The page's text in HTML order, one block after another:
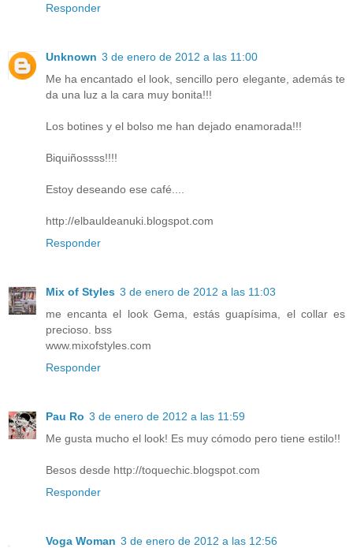
Responder
Unknown 3 de enero de 2012 a las 11:00
Me ha encantado el look, sencillo pero elegante, además te
da una luz a la cara muy bonita!!!
Los botines y el bolso me han dejado enamorada!!!
Biquiñossss!!!!
Estoy deseando ese café....
http://elbauldeanuki.blogspot.com
Responder
Mix of Styles 3 de enero de 2012 a las 11:03
me encanta el look Gema, estás guapísima, el collar es
precioso. bss
www.mixofstyles.com
Responder
Pau Ro 3 de enero de 2012 a las 11:59
Me gusta mucho el look! Es muy cómodo pero tiene estilo!!
Besos desde http://toquechic.blogspot.com
Responder
Voga Woman 3 de enero de 2012 a las 12:56